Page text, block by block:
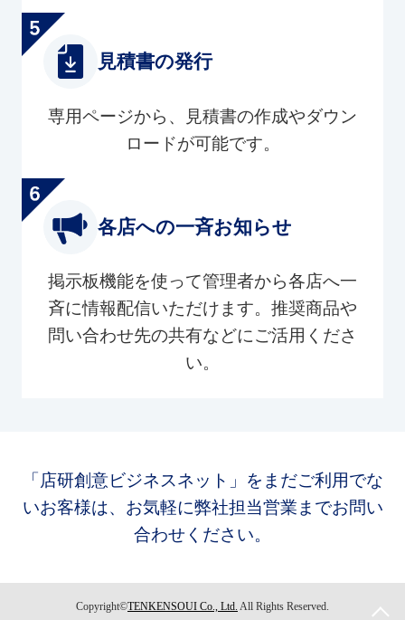
見積書の発行
専用ページから、見積書の作成やダウン
ロードが可能です。
各店への一斉お知らせ
掲示板機能を使って管理者から各店へ一
斉に情報配信いただけます。推奨商品や
問い合わせ先の共有などにご活用くださ
い。
「店研創意ビジネスネット」をまだご利用でな
いお客様は、お気軽に弊社担当営業までお問い
合わせください。
Copyright©TENKENSOUI Co., Ltd. All Rights Reserved.